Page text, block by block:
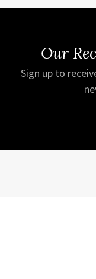
Our
Sign up to